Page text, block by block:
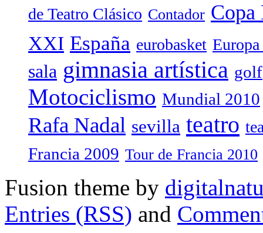
de Teatro Clásico Contador Copa
XXI España eurobasket
sala gimnasia artística golf
Motociclismo Mundial 2010
Rafa Nadal sevilla teatro
Francia 2009 Tour de Francia 2010
Fusion theme by
Entries (RSS) and